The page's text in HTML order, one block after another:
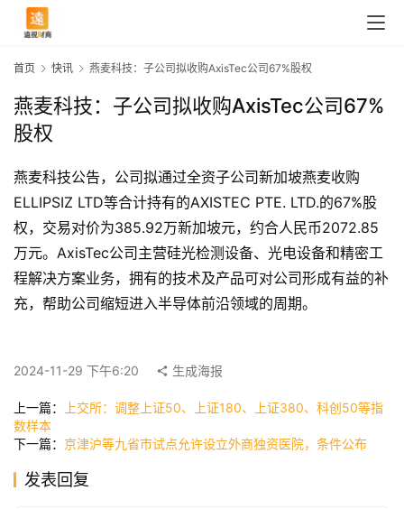
首
讯
公
首页 快讯 燕麦科技：子公司拟收购AxisTec公司67%股权
燕麦科技：子公司拟收购AxisTec公司67%
股权
燕麦科技公告，公司拟通过全资子公司新加坡燕麦收购
ELLIPSIZ LTD等合计持有的AXISTEC PTE. LTD.的67%股
权，交易对价为385.92万新加坡元，约合人民币2072.85
万元。AxisTec公司主营硅光检测设备、光电设备和精密工
程解决方案业务，拥有的技术及产品可对公司形成有益的补
充，帮助公司缩短进入半导体前沿领域的周期。
2024-11-29 下午6:20 生成海报
上一篇：
上交所：调整上证50、上证180、上证380、科创50等指
数样本
下一篇： 京津沪等九省市试点允许设立外商独资医院，条件公布
发表回复